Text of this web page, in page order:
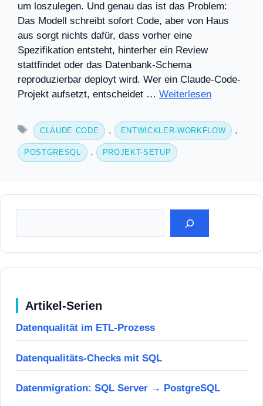
um loszulegen. Und genau das ist das Problem:
Das Modell schreibt sofort Code, aber von Haus
aus sorgt nichts dafür, dass vorher eine
Spezifikation entsteht, hinterher ein Review
stattfindet oder das Datenbank-Schema
reproduzierbar deployt wird. Wer ein Claude-Code-
Projekt aufsetzt, entscheidet … Weiterlesen
Schlagwörter
CLAUDE CODE , ENTWICKLER-WORKFLOW ,
POSTGRESQL , PROJEKT-SETUP
Artikel-Serien
Datenqualität im ETL-Prozess
Datenqualitäts-Checks mit SQL
Datenmigration: SQL Server → PostgreSQL